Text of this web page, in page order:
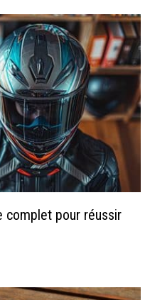
complet pour réussir